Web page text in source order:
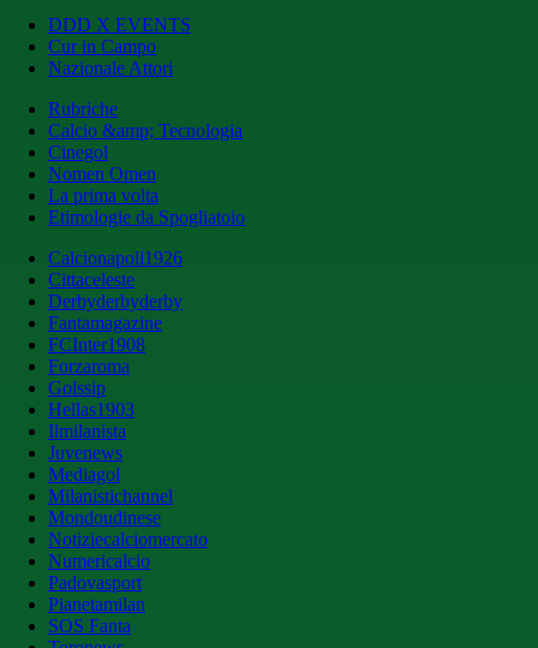
DDD X EVENTS
Cur in Campo
Nazionale Attori
Rubriche
Calcio &amp; Tecnologia
Cinegol
Nomen Omen
La prima volta
Etimologie da Spogliatoio
Calcionapoli1926
Cittaceleste
Derbyderbyderby
Fantamagazine
FCInter1908
Forzaroma
Golssip
Hellas1903
Ilmilanista
Juvenews
Mediagol
Milanistichannel
Mondoudinese
Notiziecalciomercato
Numericalcio
Padovasport
Pianetamilan
SOS Fanta